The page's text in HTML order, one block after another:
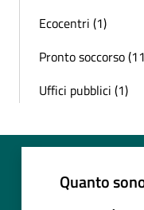
Ecocentri (1)
Pronto soccorso
Uffici pubblici (1)
Quanto